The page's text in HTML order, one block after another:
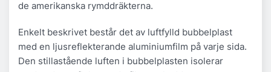
de amerikanska rymddräkterna.
Enkelt beskrivet består det av luftfylld bubbelplast
med en ljusreflekterande aluminiumfilm på varje sida.
Den stillastående luften i bubbelplasten isolerar